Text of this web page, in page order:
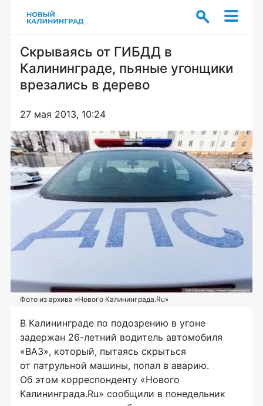
Скрываясь от ГИБДД в
Калининграде, пьяные угонщики
врезались в дерево
27 мая 2013, 10:24
Фото из архива «Нового Калининграда.Ru»
В Калининграде по подозрению в угоне
задержан 26-летний водитель автомобиля
«ВАЗ», который, пытаясь скрыться
от патрульной машины, попал в аварию.
Об этом корреспонденту «Нового
Калининграда.Ru» сообщили в понедельник